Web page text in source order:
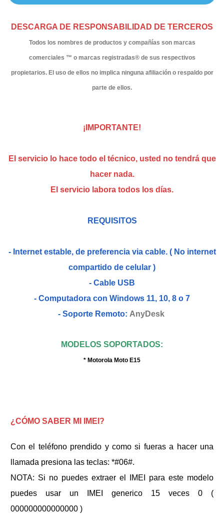
DESCARGA DE RESPONSABILIDAD DE TERCEROS
Todos los nombres de productos y compañías son marcas
comerciales ™ o marcas registradas® de sus respectivos
propietarios. El uso de ellos no implica ninguna afiliación o respaldo por
parte de ellos.
¡IMPORTANTE!
El servicio lo hace todo el técnico, usted no tendrá que
hacer nada.
El servicio labora todos los días.
REQUISITOS
- Internet estable, de preferencia via cable. ( No internet
compartido de celular )
- Cable USB
- Computadora con Windows 11, 10, 8 o 7
- Soporte Remoto: AnyDesk
MODELOS SOPORTADOS:
* Motorola Moto E15
¿CÓMO SABER MI IMEI?
Con el teléfono prendido y como si fueras a hacer una
llamada presiona las teclas: *#06#.
NOTA: Si no puedes extraer el IMEI para este modelo
puedes usar un IMEI generico 15 veces 0 (
000000000000000 )